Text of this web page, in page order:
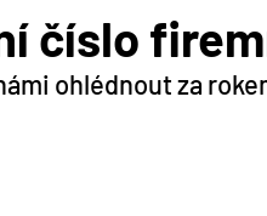
číslo
ohlédnout za